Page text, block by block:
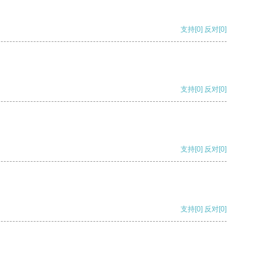
支持[0] 反对[0]
支持[0] 反对[0]
支持[0] 反对[0]
支持[0] 反对[0]